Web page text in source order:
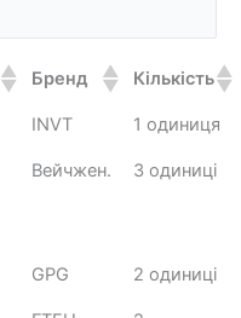
Бренд Кількість
INVT 1 одиниця
Вейчжен. 3 одиниці
GPG 2 одиниці